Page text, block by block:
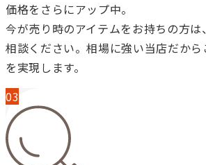
価格をさらにアップ中。
今が売り時のアイテムをお持ちの方
相談ください。相場に強い当店だか
を実現します。